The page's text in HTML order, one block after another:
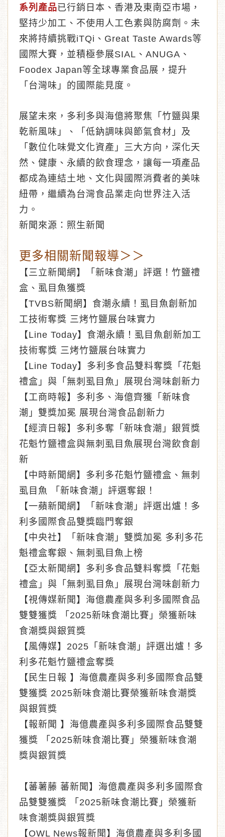
系列產品已行銷日本、香港及東南亞市場，
堅持少加工、不使用人工色素與防腐劑。未
來將持續挑戰iTQi、Great Taste Awards等
國際大賽，並積極參展SIAL、ANUGA、
Foodex Japan等全球專業食品展，提升
「台灣味」的國際能見度。
展望未來，多利多與海億將聚焦「竹鹽與果
乾新風味」、「低鈉調味與節氣食材」及
「數位化味覺文化資產」三大方向，深化天
然、健康、永續的飲食理念，讓每一項產品
都成為連結土地、文化與國際消費者的美味
紐帶，繼續為台灣食品業走向世界注入活
力。
新聞來源：照生新聞
更多相關新聞報導＞＞
【三立新聞網】「新味食潮」評選！竹鹽禮
盒、虱目魚獲獎
【TVBS新聞網】食潮永續！虱目魚創新加
工技術奪獎 三烤竹鹽展台味實力
【Line Today】食潮永續！虱目魚創新加工
技術奪獎 三烤竹鹽展台味實力
【Line Today】多利多食品雙料奪獎「花魁
禮盒」與「無刺虱目魚」展現台灣味創新力
【工商時報】多利多、海億齊獲「新味食
潮」雙獎加冕 展現台灣食品創新力
【經濟日報】多利多奪「新味食潮」銀質獎
花魁竹鹽禮盒與無刺虱目魚展現台灣飲食創
新
【中時新聞網】多利多花魁竹鹽禮盒、無刺
虱目魚 「新味食潮」評選奪銀！
【一蘋新聞網】「新味食潮」評選出爐！多
利多國際食品雙獎臨門奪銀
【中央社】「新味食潮」雙獎加冕 多利多花
魁禮盒奪銀、無刺虱目魚上榜
【亞太新聞網】多利多食品雙料奪獎「花魁
禮盒」與「無刺虱目魚」展現台灣味創新力
【視傳媒新聞】海億農產與多利多國際食品
雙雙獲獎 「2025新味食潮比賽」榮獲新味
食潮獎與銀質獎
【風傳媒】2025「新味食潮」評選出爐！多
利多花魁竹鹽禮盒奪獎
【民生日報 】海億農產與多利多國際食品雙
雙獲獎 2025新味食潮比賽榮獲新味食潮獎
與銀質獎
【報新聞 】海億農產與多利多國際食品雙雙
獲獎 「2025新味食潮比賽」榮獲新味食潮
獎與銀質獎
【蕃薯藤 蕃新聞】海億農產與多利多國際食
品雙雙獲獎 「2025新味食潮比賽」榮獲新
味食潮獎與銀質獎
【OWL News報新聞】海億農產與多利多國